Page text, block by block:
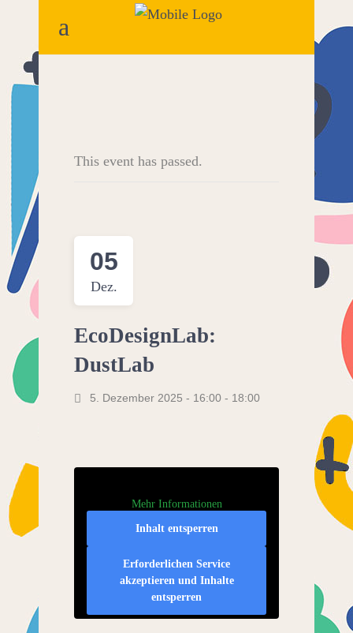
This event has passed.
05
Dez.
EcoDesignLab:
DustLab
5. Dezember 2025 - 16:00 - 18:00
Mehr Informationen
Inhalt entsperren
Erforderlichen Service
akzeptieren und Inhalte
entsperren